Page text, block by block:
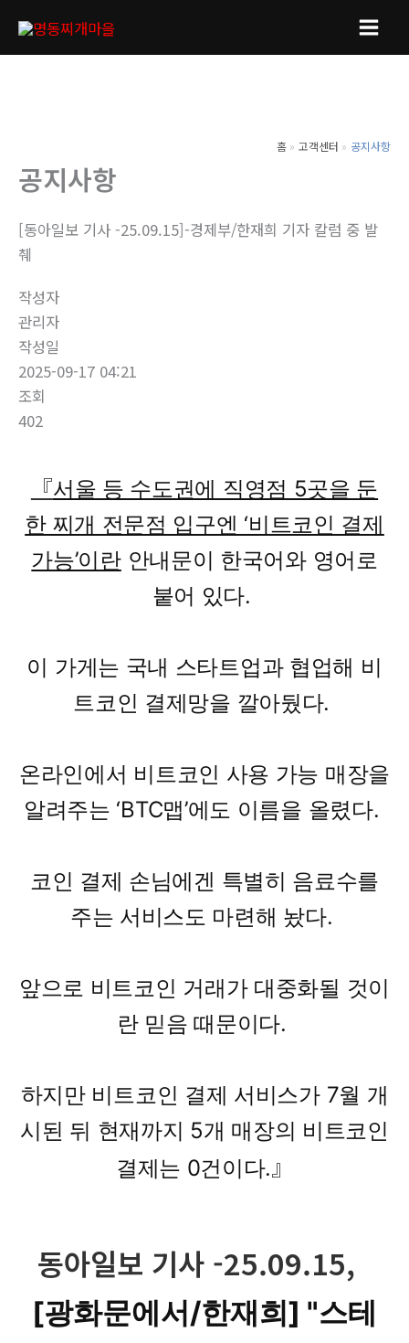
츠
Main
홈 고객센터 공지사항
공지사항
[동아일보 기사 -25.09.15]-경제부/한재희 기자 칼럼 중 발
췌
작성자
관리자
작성일
2025-09-17 04:21
조회
402
『서울 등 수도권에 직영점 5곳을 둔
한 찌개 전문점 입구엔 ‘비트코인 결제
가능’이란안내문이 한국어와 영어로
붙어 있다.
이 가게는 국내 스타트업과 협업해 비
트코인 결제망을 깔아뒀다.
온라인에서 비트코인 사용 가능 매장을
알려주는 ‘BTC맵’에도 이름을 올렸다.
코인 결제 손님에겐 특별히 음료수를
주는 서비스도 마련해 놨다.
앞으로 비트코인 거래가 대중화될 것이
란 믿음 때문이다.
하지만 비트코인 결제 서비스가 7월 개
시된 뒤 현재까지 5개 매장의 비트코인
결제는 0건이다.』
동아일보 기사 -25.09.15,
[광화문에서/한재희] "스테